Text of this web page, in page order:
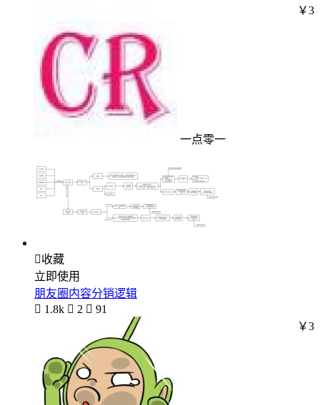
一点零一
￥3
收藏
立即使用
朋友圈内容分销逻辑
 1.8k  2  91
￥3